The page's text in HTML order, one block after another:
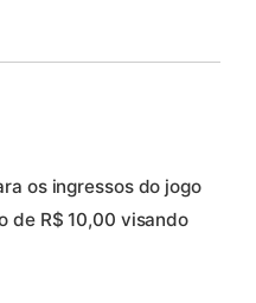
os ingressos do jogo
de R$ 10,00 visando